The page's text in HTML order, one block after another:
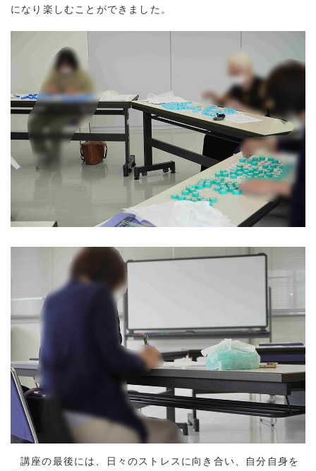
になり楽しむことができました。
講座の最後には、日々のストレスに向き合い、自分自身を